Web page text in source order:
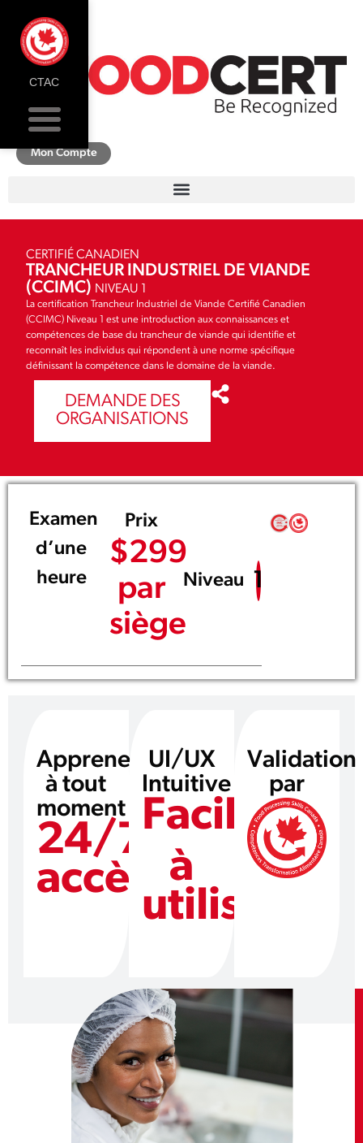
Mon Compte
CERTIFIÉ CANADIEN
TRANCHEUR INDUSTRIEL DE VIANDE
(CCIMC) NIVEAU 1
La certification Trancheur Industriel de Viande Certifié Canadien
(CCIMC) Niveau 1 est une introduction aux connaissances et
compétences de base du trancheur de viande qui identifie et
reconnaît les individus qui répondent à une norme spécifique
définissant la compétence dans le domaine de la viande.
DEMANDE DES
ORGANISATIONS
Examen
d’une
heure
Prix
$299
par
siège
Niveau 1
Apprenez
à tout
moment
24/7
accès
UI/UX
Intuitive
Facile
à
utiliser
Validation
par
CTAC